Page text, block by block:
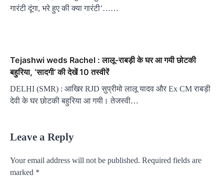
गारंटी दूंगा, भरे हुए की क्या गारंटी’……
Tejashwi weds Rachel : लालू-राबड़ी के घर आ गयी छोटकी
बहुरिया, ‘सादगी’ की देखें 10 तस्वीरें
DELHI (SMR) : आखिर RJD सुप्रीमो लालू यादव और Ex CM राबड़ी
देवी के घर छोटकी बहुरिया आ गयी। तेजस्वी…
Leave a Reply
Your email address will not be published. Required fields are
marked *